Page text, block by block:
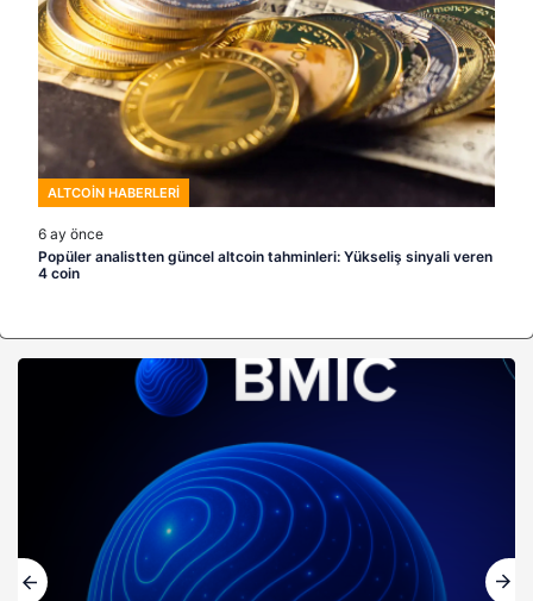
ALTCOIN HABERLERI
6 ay önce
Popüler analistten güncel altcoin tahminleri: Yükseliş sinyali veren
4 coin